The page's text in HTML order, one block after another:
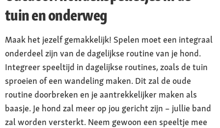
tuin en onderweg
Maak het jezelf gemakkelijk! Spelen moet een integraal
onderdeel zijn van de dagelijkse routine van je hond.
Integreer speeltijd in dagelijkse routines, zoals de tuin
sproeien of een wandeling maken. Dit zal de oude
routine doorbreken en je aantrekkelijker maken als
baasje. Je hond zal meer op jou gericht zijn – jullie band
zal worden versterkt. Neem gewoon een speeltje mee